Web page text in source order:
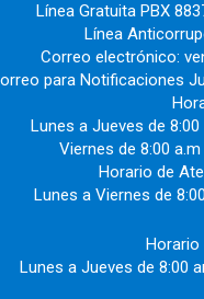
Línea Gratuita PBX
Línea
Correo electrónico:
para Notificaciones
Lunes a Jueves de
Viernes de 8:00
Horario de
Lunes a Viernes de
Horario
Lunes a Jueves de 8:00